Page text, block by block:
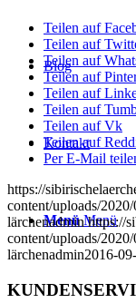
Blog
Kontakt
Menü Menü
Teilen auf
Teilen auf
Teilen auf
Teilen auf
Teilen auf
Teilen auf
Teilen auf Vk
Teilen auf
Per E-Mail
https://
content/uploads/
lärchenadmin https://
content/uploads/
lärchenadmin2016-